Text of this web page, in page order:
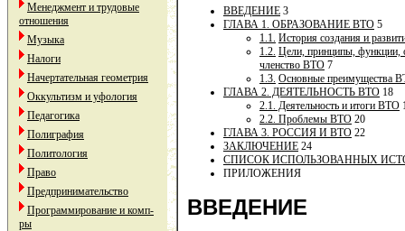
Менеджмент и трудовые
отношения
Музыка
Налоги
Начертательная геометрия
Оккультизм и уфология
Педагогика
Полиграфия
Политология
Право
Предпринимательство
Программирование и комп-
ры
ВВЕДЕНИЕ 3
ГЛАВА 1. ОБРАЗОВАНИЕ ВТО 5
1.1. История создания и
1.2. Цели, принципы, функции,
членство ВТО 7
1.3. Основные преимущества
ГЛАВА 2. ДЕЯТЕЛЬНОСТЬ ВТО 18
2.1. Деятельность и итоги ВТО
2.2. Проблемы ВТО 20
ГЛАВА 3. РОССИЯ И ВТО 22
ЗАКЛЮЧЕНИЕ 24
СПИСОК ИСПОЛЬЗОВАННЫХ
ПРИЛОЖЕНИЯ
ВВЕДЕНИЕ